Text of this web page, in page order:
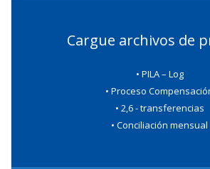
Cargue archivos de
• PILA – Log
• Proceso
• 2,6 - transferencias
• Conciliación mensual